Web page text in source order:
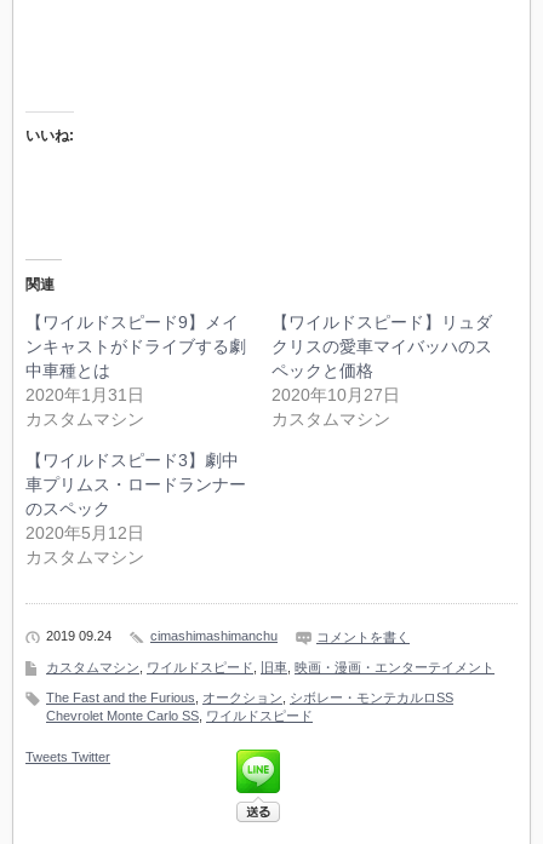
いいね:
関連
【ワイルドスピード9】メイ
ンキャストがドライブする劇
中車種とは
2020年1月31日
カスタムマシン
【ワイルドスピード】リュダ
クリスの愛車マイバッハのス
ペックと価格
2020年10月27日
カスタムマシン
【ワイルドスピード3】劇中
車プリムス・ロードランナー
のスペック
2020年5月12日
カスタムマシン
2019 09.24 cimashimashimanchu コメントを書く
カスタムマシン ワイルドスピード 旧車 映画・漫画・エンターテイメント
The Fast and the Furious オークション
シボレー・モンテカルロSS
Chevrolet Monte Carlo SS ワイルドスピード
Tweets Twitter